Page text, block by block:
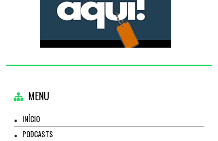
MENU
INÍCIO
PODCASTS